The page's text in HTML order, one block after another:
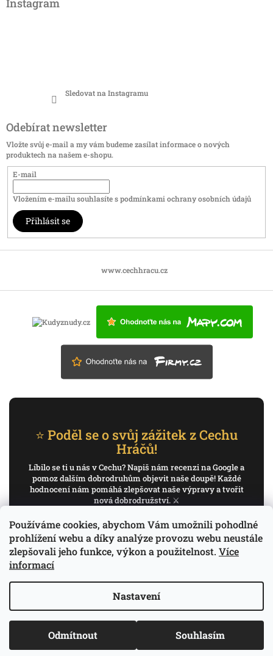
Používáme cookies, abychom Vám umožnili pohodlné
prohlížení webu a díky analýze provozu webu neustále
zlepšovali jeho funkce, výkon a použitelnost. Více
informací
Nastavení
Odmítnout Souhlasím
Sledovat na Instagramu
Odebírat newsletter
Vložte svůj e-mail a my vám budeme zasílat informace o nových
produktech na našem e-shopu.
E-mail
Vložením e-mailu souhlasíte spodmínkami ochrany osobních údajů
Přihlásit se
www.cechhracu.cz
⭐ Poděl se o svůj zážitek z Cechu
Hráčů!
Líbilo se ti u nás v Cechu? Napiš nám recenzi na Google a
pomoz dalším dobrodruhům objevit naše doupě! Každé
hodnocení nám pomáhá zlepšovat naše výpravy a tvořit
nová dobrodružství. ⚔️
✍️ Napiš recenzi na Google
Děkujeme, že pomáháš psát příběh Cechu Hráčů.
Vytvořil ShoptetCopyright 2026 Cech Hráčů. Všechna práva
vyhrazena.